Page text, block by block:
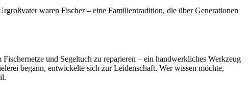
waren Fischer – eine Familientradition, die über Generationen
und Segeltuch zu reparieren – ein handwerkliches Werkzeug
begann, entwickelte sich zur Leidenschaft. Wer wissen möchte,